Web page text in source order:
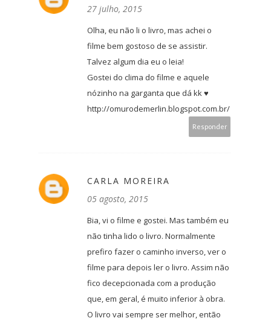
27 julho, 2015
Olha, eu não li o livro, mas achei o
filme bem gostoso de se assistir.
Talvez algum dia eu o leia!
Gostei do clima do filme e aquele
nózinho na garganta que dá kk ♥
http://omurodemerlin.blogspot.com.br/
Responder
CARLA MOREIRA
05 agosto, 2015
Bia, vi o filme e gostei. Mas também eu
não tinha lido o livro. Normalmente
prefiro fazer o caminho inverso, ver o
filme para depois ler o livro. Assim não
fico decepcionada com a produção
que, em geral, é muito inferior à obra.
O livro vai sempre ser melhor, então